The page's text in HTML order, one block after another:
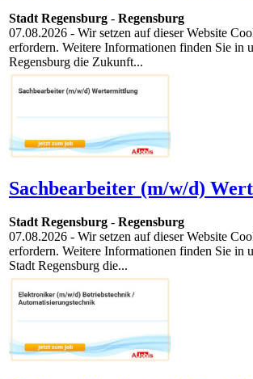
Stadt Regensburg - Regensburg
07.08.2026 - Wir setzen auf dieser Website
erfordern. Weitere Informationen finden Sie in
Regensburg die Zukunft...
Sachbearbeiter (m/w/d)
Stadt Regensburg - Regensburg
07.08.2026 - Wir setzen auf dieser Website
erfordern. Weitere Informationen finden Sie in
Stadt Regensburg die...